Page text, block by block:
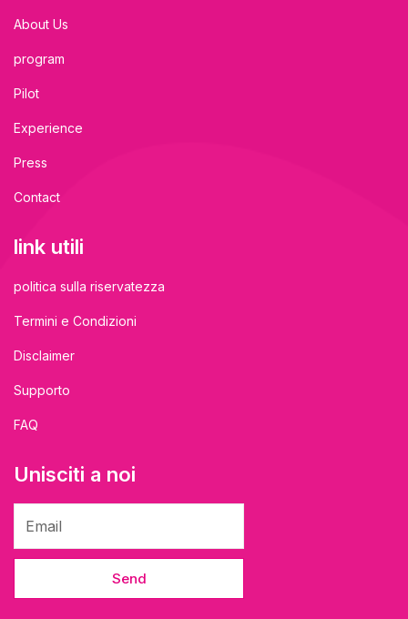
About Us
program
Pilot
Experience
Press
Contact
link utili
politica sulla riservatezza
Termini e Condizioni
Disclaimer
Supporto
FAQ
Unisciti a noi
Send